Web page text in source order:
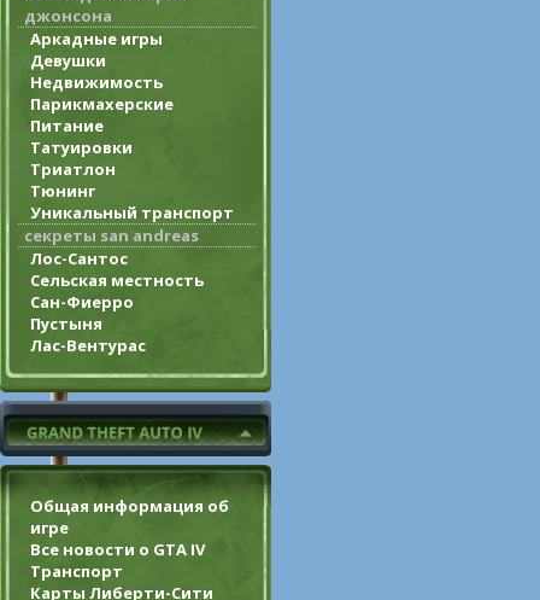
джонсона
Аркадные игры
Девушки
Недвижимость
Парикмахерские
Питание
Татуировки
Триатлон
Тюнинг
Уникальный транспорт
секреты san andreas
Лос-Сантос
Сельская местность
Сан-Фиерро
Пустыня
Лас-Вентурас
Общая информация об
игре
Все новости о GTA IV
Транспорт
Карты Либерти-Сити